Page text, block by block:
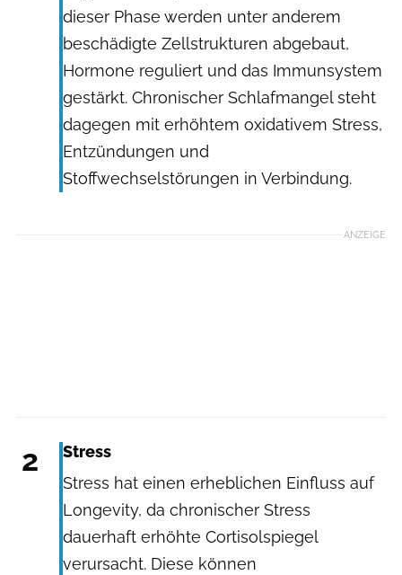
dieser Phase werden unter anderem
beschädigte Zellstrukturen abgebaut,
Hormone reguliert und das Immunsystem
gestärkt. Chronischer Schlafmangel steht
dagegen mit erhöhtem oxidativem Stress,
Entzündungen und
Stoffwechselstörungen in Verbindung.
ANZEIGE
2
Stress
Stress hat einen erheblichen Einfluss auf
Longevity, da chronischer Stress
dauerhaft erhöhte Cortisolspiegel
verursacht. Diese können